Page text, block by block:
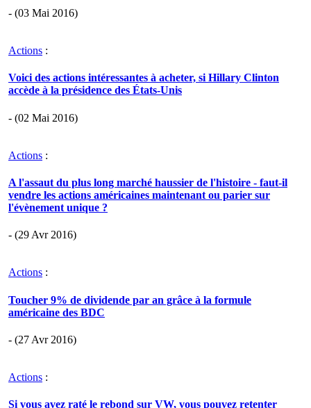
- (03 Mai 2016)
Actions :
Voici des actions intéressantes à acheter, si Hillary Clinton
accède à la présidence des États-Unis
- (02 Mai 2016)
Actions :
A l'assaut du plus long marché haussier de l'histoire - faut-il
vendre les actions américaines maintenant ou parier sur
l'évènement unique ?
- (29 Avr 2016)
Actions :
Toucher 9% de dividende par an grâce à la formule
américaine des BDC
- (27 Avr 2016)
Actions :
Si vous avez raté le rebond sur VW, vous pouvez retenter